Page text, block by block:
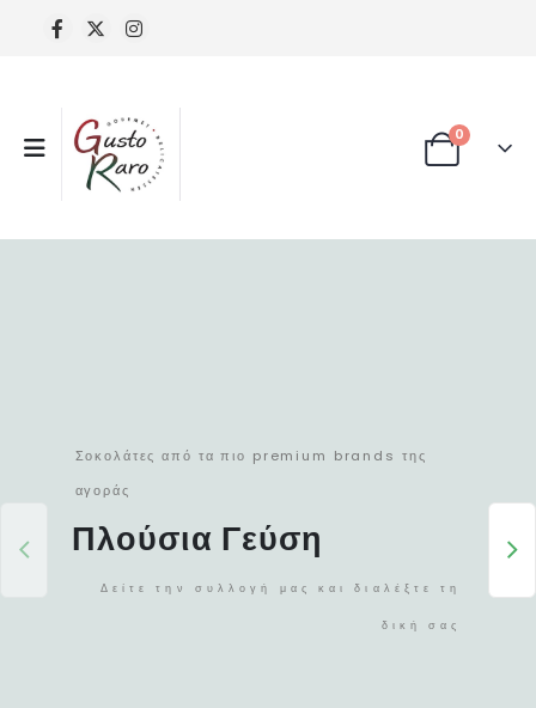
0
Σοκολάτες από τα πιο premium brands της
αγοράς
Πλούσια Γεύση
Δείτε την συλλογή μας και διαλέξτε τη
δική σας